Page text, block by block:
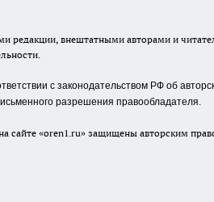
внештатными авторами и
с законодательством РФ об
разрешения правообладателя.
сайте «oren1.ru» защищены авторским